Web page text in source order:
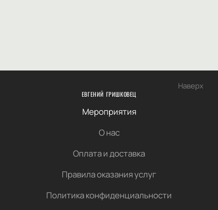
Наверх
ЕВГЕНИЙ ГРИШКОВЕЦ
Мероприятия
О нас
Оплата и доставка
Правила оказания услуг
Политика конфиденциальности